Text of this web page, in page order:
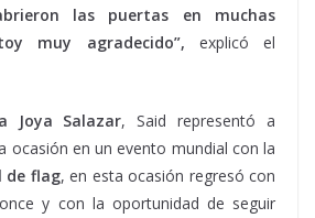
las puertas en muchas
muy agradecido”, explicó el
Joya Salazar, Said representó a
ocasión en un evento mundial con la
de flag, en esta ocasión regresó con
y con la oportunidad de seguir